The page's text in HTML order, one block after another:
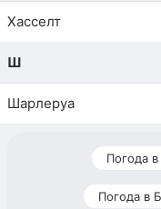
Хасселт
Ш
Шарлеруа
Погода
Погода в